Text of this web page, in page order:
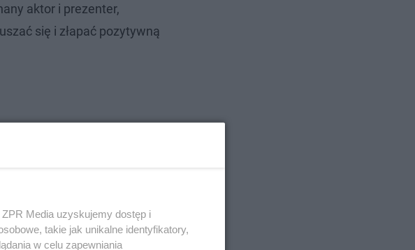
aktor i prezenter,
się i złapać pozytywną
Media uzyskujemy dostęp i
takie jak unikalne identyfikatory,
w celu zapewniania